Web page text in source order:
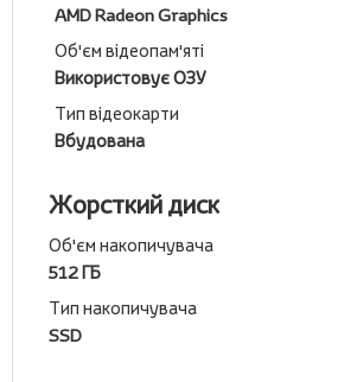
AMD Radeon Graphics
Об'єм відеопам'яті
Використовує ОЗУ
Тип відеокарти
Вбудована
Жорсткий диск
Об'єм накопичувача
512 ГБ
Тип накопичувача
SSD